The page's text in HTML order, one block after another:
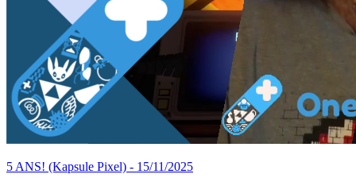
5 ANS! (Kapsule Pixel) - 15/11/2025